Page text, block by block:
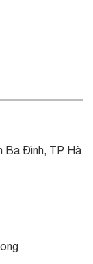
Ba Đình, TP Hà